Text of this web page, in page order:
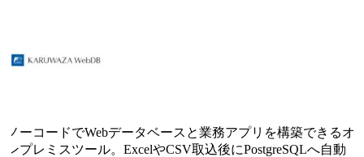
ーコードでWebデータベースと業務アプリを構築できるオ
プレミスツール。ExcelやCSV取込後にPostgreSQLへ自動